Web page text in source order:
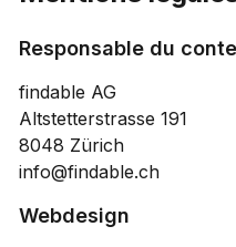
Responsable du
findable AG
Altstetterstrasse 191
8048 Zürich
info@findable.ch
Webdesign